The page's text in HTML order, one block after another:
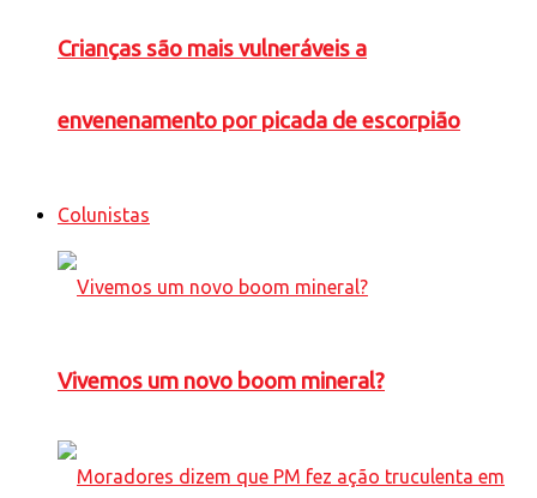
Crianças são mais vulneráveis a
envenenamento por picada de escorpião
Colunistas
Vivemos um novo boom mineral?